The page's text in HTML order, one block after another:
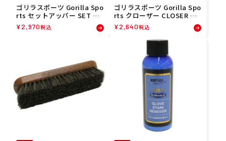
ゴリラスポーツ Gorilla Spo
rts セットアッパー SET UP
PER 汚れ落としクリーナー
300ml 220000034392 26FA
¥2,970税込
ゴリラスポーツ Gorilla Spo
rts クローザー CLOSER 保
湿・型付け用グラブオイル 2
00ml 220000034391 26FA
¥2,640税込